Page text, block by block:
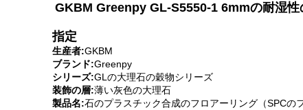
GKBM Greenpy GL-S5550-1 6mmの耐湿
指定
生産者:GKBM
ブランド:Greenpy
シリーズ:GLの大理石の穀物シリーズ
装飾の層:薄い灰色の大理石
製品名:石のプラスチック合成のフロアーリング（SPCの